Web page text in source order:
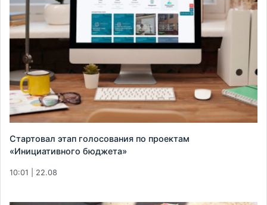
Стартовал этап голосования по проектам
«Инициативного бюджета»
10:01 | 22.08